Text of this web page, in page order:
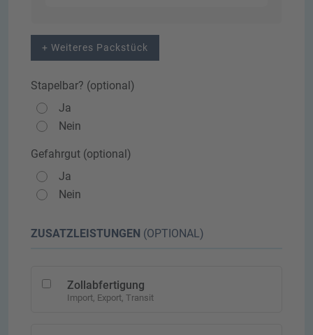
+ Weiteres Packstück
Stapelbar? (optional)
Ja
Nein
Gefahrgut (optional)
Ja
Nein
ZUSATZLEISTUNGEN (OPTIONAL)
Zollabfertigung
Import, Export, Transit